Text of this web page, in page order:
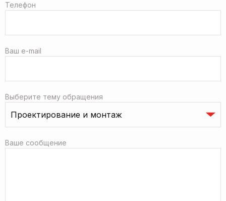
Телефон
Ваш e-mail
Выберите тему обращения
Ваше сообщение